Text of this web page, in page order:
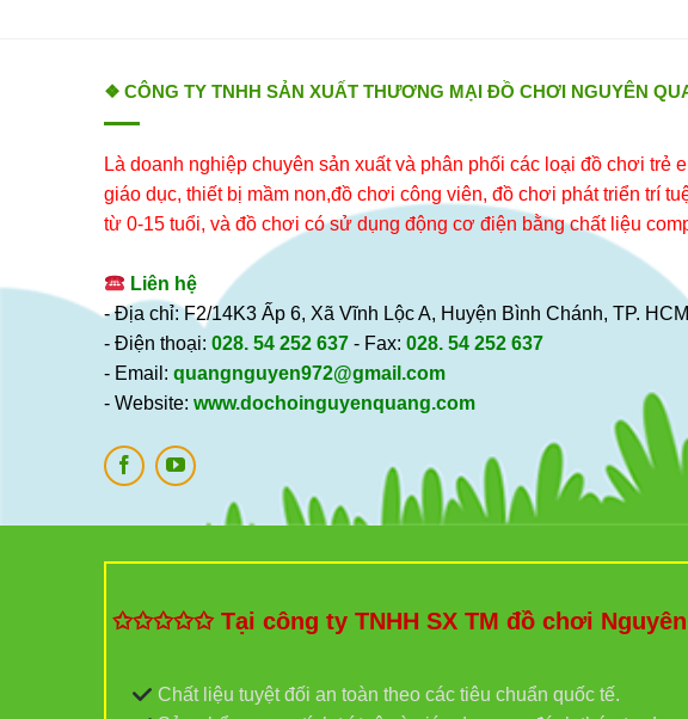
❖ CÔNG TY TNHH SẢN XUẤT THƯƠNG MẠI ĐỒ CHƠI NGUYÊN
Là doanh nghiệp chuyên sản xuất và phân phối các loại đồ chơi trẻ
giáo dục, thiết bị mầm non,đồ chơi công viên, đồ chơi phát triển trí
từ 0-15 tuổi, và đồ chơi có sử dụng động cơ điện bằng chất liệu
Liên hệ
- Địa chỉ: F2/14K3 Ấp 6, Xã Vĩnh Lộc A, Huyện Bình Chánh, TP. HCM
- Điện thoại: 028. 54 252 637 - Fax: 028. 54 252 637
- Email: quangnguyen972@gmail.com
- Website: www.dochoinguyenquang.com
✩✩✩✩✩ Tại công ty TNHH SX TM đồ chơi
Chất liệu tuyệt đối an toàn theo các tiêu chuẩn quốc tế.